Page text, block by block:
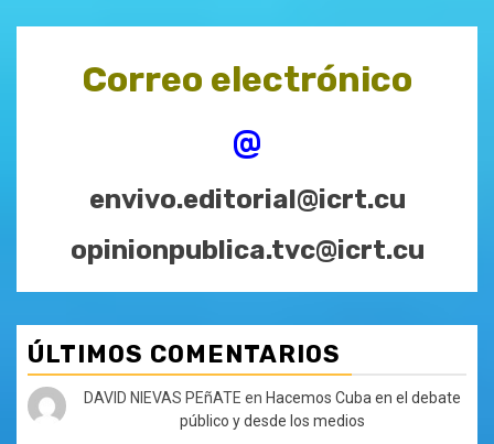
Correo electrónico
@
envivo.editorial@icrt.cu
opinionpublica.tvc@icrt.cu
ÚLTIMOS COMENTARIOS
DAVID NIEVAS PEñATE en Hacemos Cuba en el debate
público y desde los medios